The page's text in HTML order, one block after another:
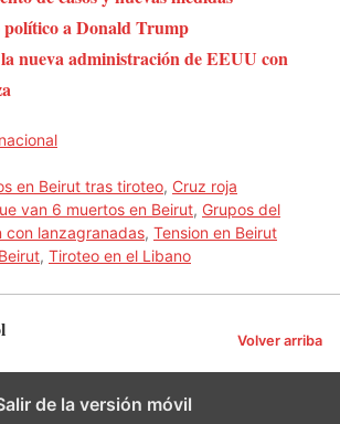
a Donald Trump
nueva administración de EEUU con
en Beirut tras tiroteo, Cruz roja
van 6 muertos en Beirut, Grupos del
con lanzagranadas, Tension en Beirut
, Tiroteo en el Libano
Volver arriba
de la versión móvil